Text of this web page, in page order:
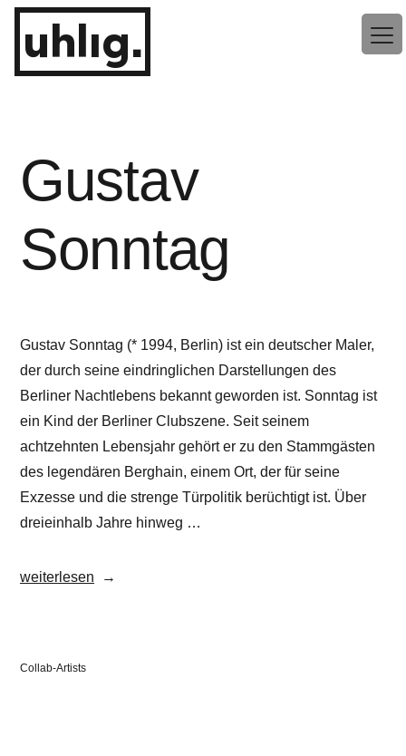
Zum
Inhalt
springenuhlig.
Gustav
Sonntag
Gustav Sonntag (* 1994, Berlin) ist ein deutscher Maler,
der durch seine eindringlichen Darstellungen des
Berliner Nachtlebens bekannt geworden ist. Sonntag ist
ein Kind der Berliner Clubszene. Seit seinem
achtzehnten Lebensjahr gehört er zu den Stammgästen
des legendären Berghain, einem Ort, der für seine
Exzesse und die strenge Türpolitik berüchtigt ist. Über
dreieinhalb Jahre hinweg …
„Gustav
weiterlesen
Veröffentlicht
Collab-Artists